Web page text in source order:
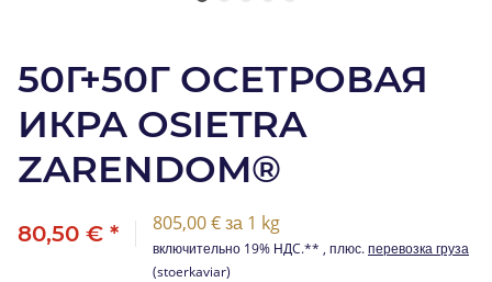
50Г+50Г ОСЕТРОВАЯ
ИКРА OSIETRA
ZARENDOM®
80,50 € * 805,00 € за 1 kg
включительно 19% НДC.** , плюс.перевозка груза
(stoerkaviar)